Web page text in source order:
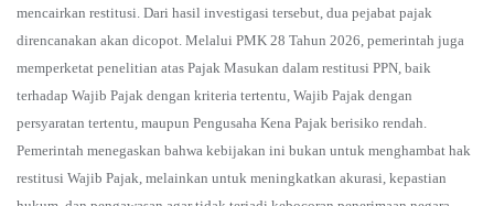
mencairkan restitusi. Dari hasil investigasi tersebut, dua pejabat pajak
direncanakan akan dicopot. Melalui PMK 28 Tahun 2026, pemerintah juga
memperketat penelitian atas Pajak Masukan dalam restitusi PPN, baik
terhadap Wajib Pajak dengan kriteria tertentu, Wajib Pajak dengan
persyaratan tertentu, maupun Pengusaha Kena Pajak berisiko rendah.
Pemerintah menegaskan bahwa kebijakan ini bukan untuk menghambat hak
restitusi Wajib Pajak, melainkan untuk meningkatkan akurasi, kepastian